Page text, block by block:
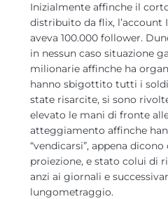
Inizialmente affinche il
distribuito da flix, l’account
aveva 100.000 follower.
in nessun caso situazione
milionarie affinche ha
hanno sbigottito tutti i
state risarcite, si sono
elevato le mani di fronte
atteggiamento affinche
“vendicarsi”, appena
proiezione, e stato colui di
anzi ai giornali e
lungometraggio.